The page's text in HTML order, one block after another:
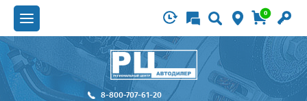
0
8-800-707-61-20